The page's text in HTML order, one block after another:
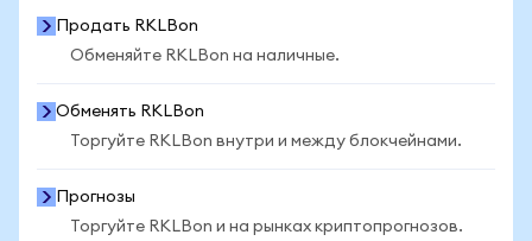
Продать RKLBon
Обменяйте RKLBon на наличные.
Обменять RKLBon
Торгуйте RKLBon внутри и между блокчейнами.
Прогнозы
Торгуйте RKLBon и на рынках криптопрогнозов.